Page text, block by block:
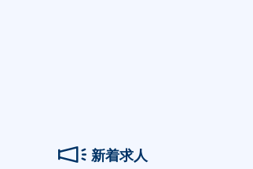
新着求人